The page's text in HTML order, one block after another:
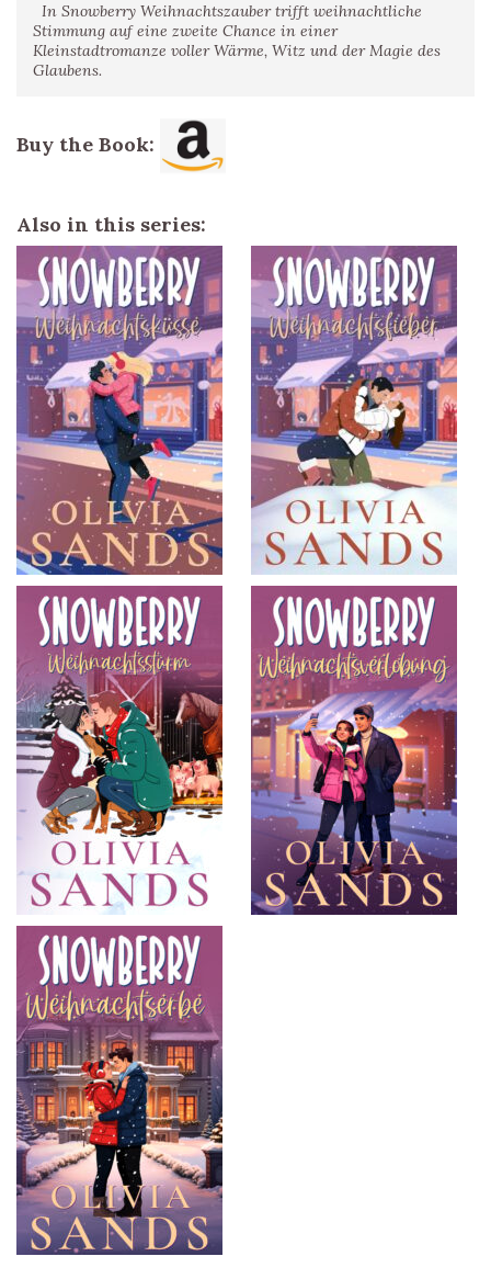
In Snowberry Weihnachtszauber trifft weihnachtliche
Stimmung auf eine zweite Chance in einer
Kleinstadtromanze voller Wärme, Witz und der Magie des
Glaubens.
Buy the Book:
Also in this series: